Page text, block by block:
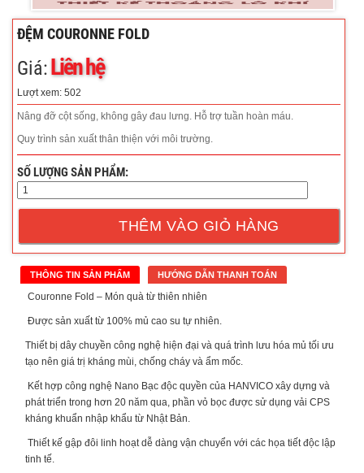
ĐỆM COURONNE FOLD
Giá:Liên hệ
Lượt xem: 502
Nâng đỡ cột sống, không gây đau lưng. Hỗ trợ tuần hoàn máu.
Quy trình sản xuất thân thiện với môi trường.
SỐ LƯỢNG SẢN PHẨM:
THÊM VÀO GIỎ HÀNG
THÔNG TIN SẢN PHẨM HƯỚNG DẪN THANH TOÁN
Couronne Fold – Món quà từ thiên nhiên
Được sản xuất từ 100% mủ cao su tự nhiên.
Thiết bị dây chuyền công nghệ hiện đại và quá trình lưu hóa mủ tối ưu
tạo nên giá trị kháng mùi, chống cháy và ẩm mốc.
Kết hợp công nghệ Nano Bạc độc quyền của HANVICO xây dựng và
phát triển trong hơn 20 năm qua, phần vỏ bọc được sử dụng vải CPS
kháng khuẩn nhập khẩu từ Nhật Bản.
Thiết kế gập đôi linh hoạt dễ dàng vận chuyển với các họa tiết độc lập
tinh tế.